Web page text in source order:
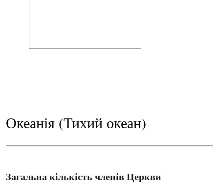
Океанія (Тихий океан)
Загальна кількість членів Церкви